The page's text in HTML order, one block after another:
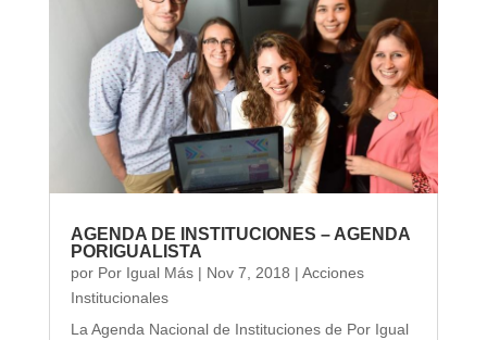
AGENDA DE INSTITUCIONES – AGENDA
PORIGUALISTA
por Por Igual Más| Nov 7, 2018 | Acciones
Institucionales
La Agenda Nacional de Instituciones de Por Igual